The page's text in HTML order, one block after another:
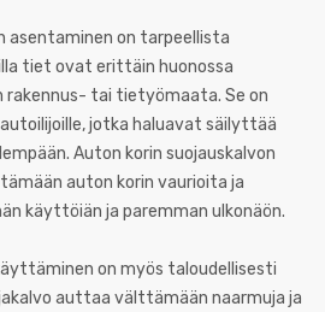
asentaminen on tarpeellista
tiet ovat erittäin huonossa
rakennus- tai tietyömaata. Se on
jotka haluavat säilyttää
Auton korin suojauskalvon
auton korin vaurioita ja
käyttöiän ja paremman ulkonäön.
on myös taloudellisesti
auttaa välttämään naarmuja ja